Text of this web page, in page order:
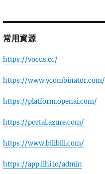
常用資源
https://vocus.cc/
https://www.ycombinator.com/
https://platform.openai.com/
https://portal.azure.com/
https://www.bilibili.com/
https://app.lihi.io/admin